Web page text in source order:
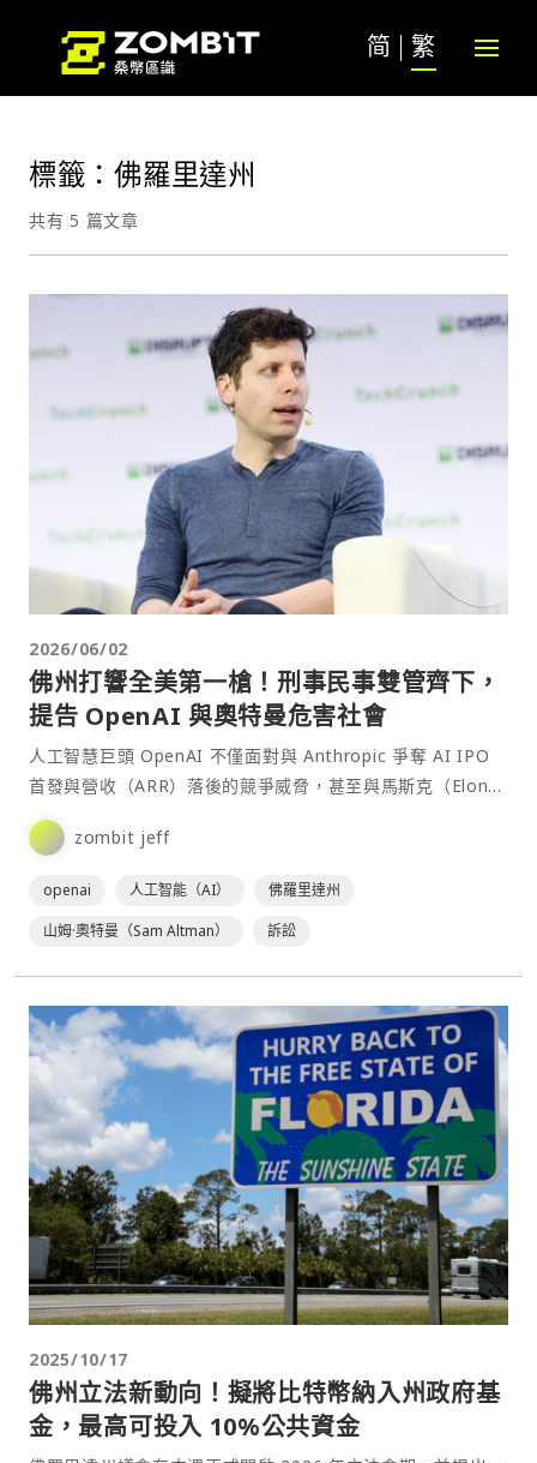
简 繁
標籤：佛羅里達州
共有 5 篇文章
2026/06/02
佛州打響全美第一槍！刑事民事雙管齊下，
提告 OpenAI 與奧特曼危害社會
人工智慧巨頭 OpenAI 不僅面對與 Anthropic 爭奪 AI IPO
首發與營收（ARR）落後的競爭威脅，甚至與馬斯克（Elon
Musk）的最高⋯
zombit jeff
openai 人工智能（AI）
佛羅里達州
山姆·奧特曼（Sam Altman）
訴訟
2025/10/17
佛州立法新動向！擬將比特幣納入州政府基
金，最高可投入 10%公共資金